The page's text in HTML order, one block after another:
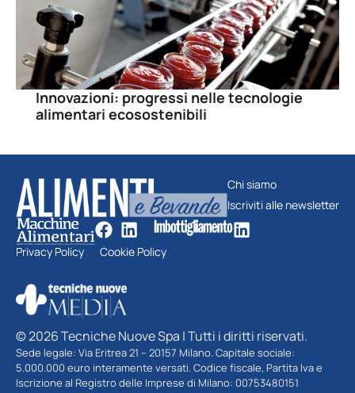
Innovazioni: progressi nelle tecnologie
alimentari ecosostenibili
Chi siamo
Iscriviti alle newsletter
Privacy Policy Cookie Policy
© 2026 Tecniche Nuove Spa | Tutti i diritti riservati.
Sede legale: Via Eritrea 21 – 20157 Milano. Capitale sociale:
5.000.000 euro interamente versati. Codice fiscale, Partita Iva e
Iscrizione al Registro delle Imprese di Milano: 00753480151